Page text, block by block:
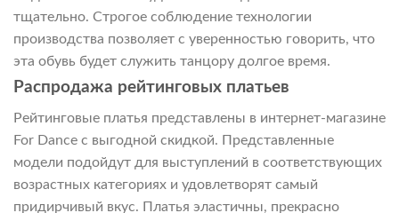
тщательно. Строгое соблюдение технологии
производства позволяет с уверенностью говорить, что
эта обувь будет служить танцору долгое время.
Распродажа рейтинговых платьев
Рейтинговые платья представлены в интернет-магазине
For Dance с выгодной скидкой. Представленные
модели подойдут для выступлений в соответствующих
возрастных категориях и удовлетворят самый
придирчивый вкус. Платья эластичны, прекрасно